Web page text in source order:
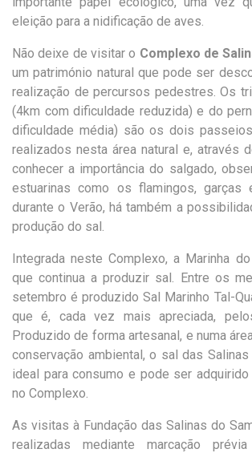
eleição para a nidificação de aves.
Não deixe de visitar o Complexo de
um património natural que pode ser
realização de percursos pedestres. Os
(4km com dificuldade reduzida) e do
dificuldade média) são os dois
realizados nesta área natural e, através
conhecer a importância do salgado,
estuarinas como os flamingos, garças
durante o Verão, há também a
produção do sal.
Integrada neste Complexo, a Marinha
que continua a produzir sal. Entre os
setembro é produzido Sal Marinho Tal-
que é, cada vez mais apreciada,
Produzido de forma artesanal, e numa
conservação ambiental, o sal das
ideal para consumo e pode ser
no Complexo.
As visitas à Fundação das Salinas do
realizadas mediante marcação